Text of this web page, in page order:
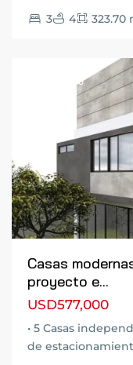
3 4 323.70
de
Previous
Destacado
Casas
proyecto e...
USD577,000
• 5 Casas
de